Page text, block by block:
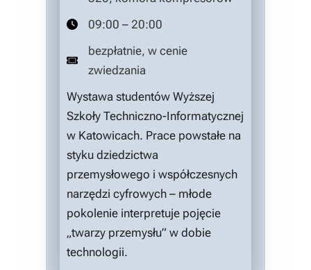
09:00 – 20:00
bezpłatnie, w cenie
zwiedzania
Wystawa studentów Wyższej
Szkoły Techniczno-Informatycznej
w Katowicach. Prace powstałe na
styku dziedzictwa
przemysłowego i współczesnych
narzędzi cyfrowych – młode
pokolenie interpretuje pojęcie
„twarzy przemysłu” w dobie
technologii.